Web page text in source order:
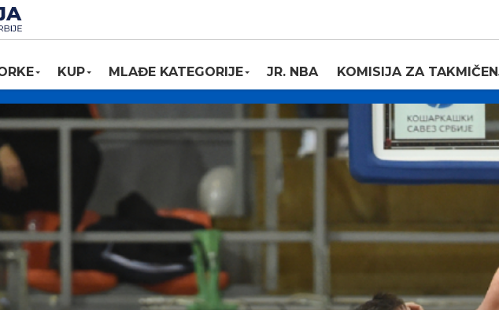
KUP MLAĐE KATEGORIJE JR. NBA KOMISIJA ZA